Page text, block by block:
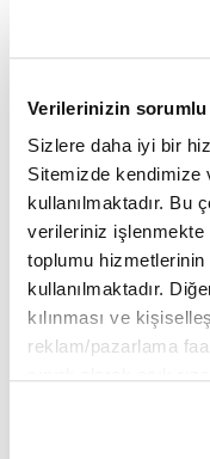
Verilerinizin sorumlu
Sizlere daha iyi bir
Sitemizde kendimize
kullanılmaktadır. Bu
verileriniz işlenmekte
toplumu hizmetlerinin
kullanılmaktadır.
kılınması ve
reklam/pazarlama
belirleyebilirsiniz.
köşe yazısı/
Ancak alıntılanan
Ayrıntılar için lütfen
Avrupa Birliği İsviçre
Türkiye